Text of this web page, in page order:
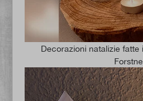
Decorazioni natalizie